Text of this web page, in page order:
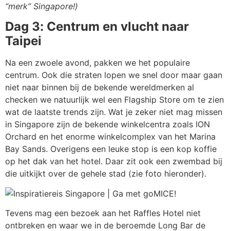
“merk” Singapore!)
Dag 3: Centrum en vlucht naar
Taipei
Na een zwoele avond, pakken we het populaire
centrum. Ook die straten lopen we snel door maar gaan
niet naar binnen bij de bekende wereldmerken al
checken we natuurlijk wel een Flagship Store om te zien
wat de laatste trends zijn. Wat je zeker niet mag missen
in Singapore zijn de bekende winkelcentra zoals ION
Orchard en het enorme winkelcomplex van het Marina
Bay Sands. Overigens een leuke stop is een kop koffie
op het dak van het hotel. Daar zit ook een zwembad bij
die uitkijkt over de gehele stad (zie foto hieronder).
Tevens mag een bezoek aan het Raffles Hotel niet
ontbreken en waar we in de beroemde Long Bar de